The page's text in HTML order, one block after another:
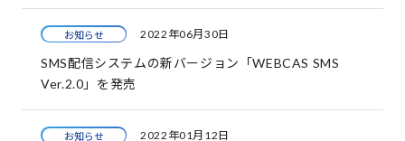
お知らせ 2022年06月30日
SMS配信システムの新バージョン「WEBCAS SMS
Ver.2.0」を発売
お知らせ 2022年01月12日